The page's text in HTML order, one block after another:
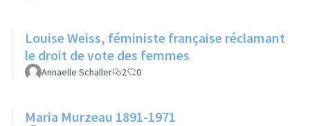
Louise Weiss, féministe française réclamant
le droit de vote des femmes
Annaelle Schaller 2 0
Maria Murzeau 1891-1971